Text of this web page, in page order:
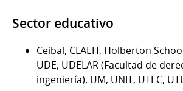
Sector educativo
Ceibal, CLAEH, Holberton
UDE, UDELAR (Facultad de
ingeniería), UM, UNIT, UTEC,